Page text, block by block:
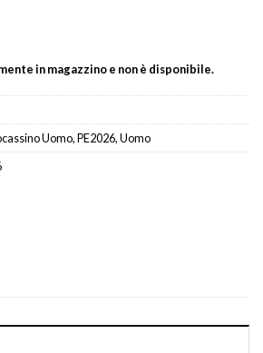
in magazzino e non è disponibile.
Uomo,PE2026,Uomo